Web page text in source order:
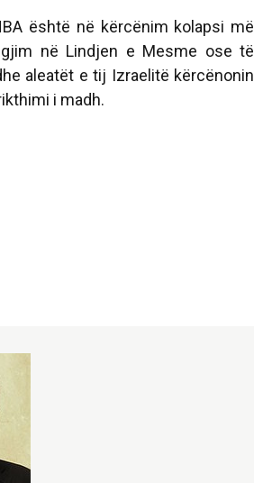
është në kërcënim kolapsi më
në Lindjen e Mesme ose të
aleatët e tij Izraelitë kërcënonin
i madh.